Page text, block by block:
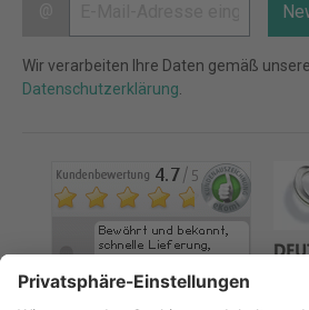
Wir verarbeiten Ihre Daten gemäß
Datenschutzerklärung